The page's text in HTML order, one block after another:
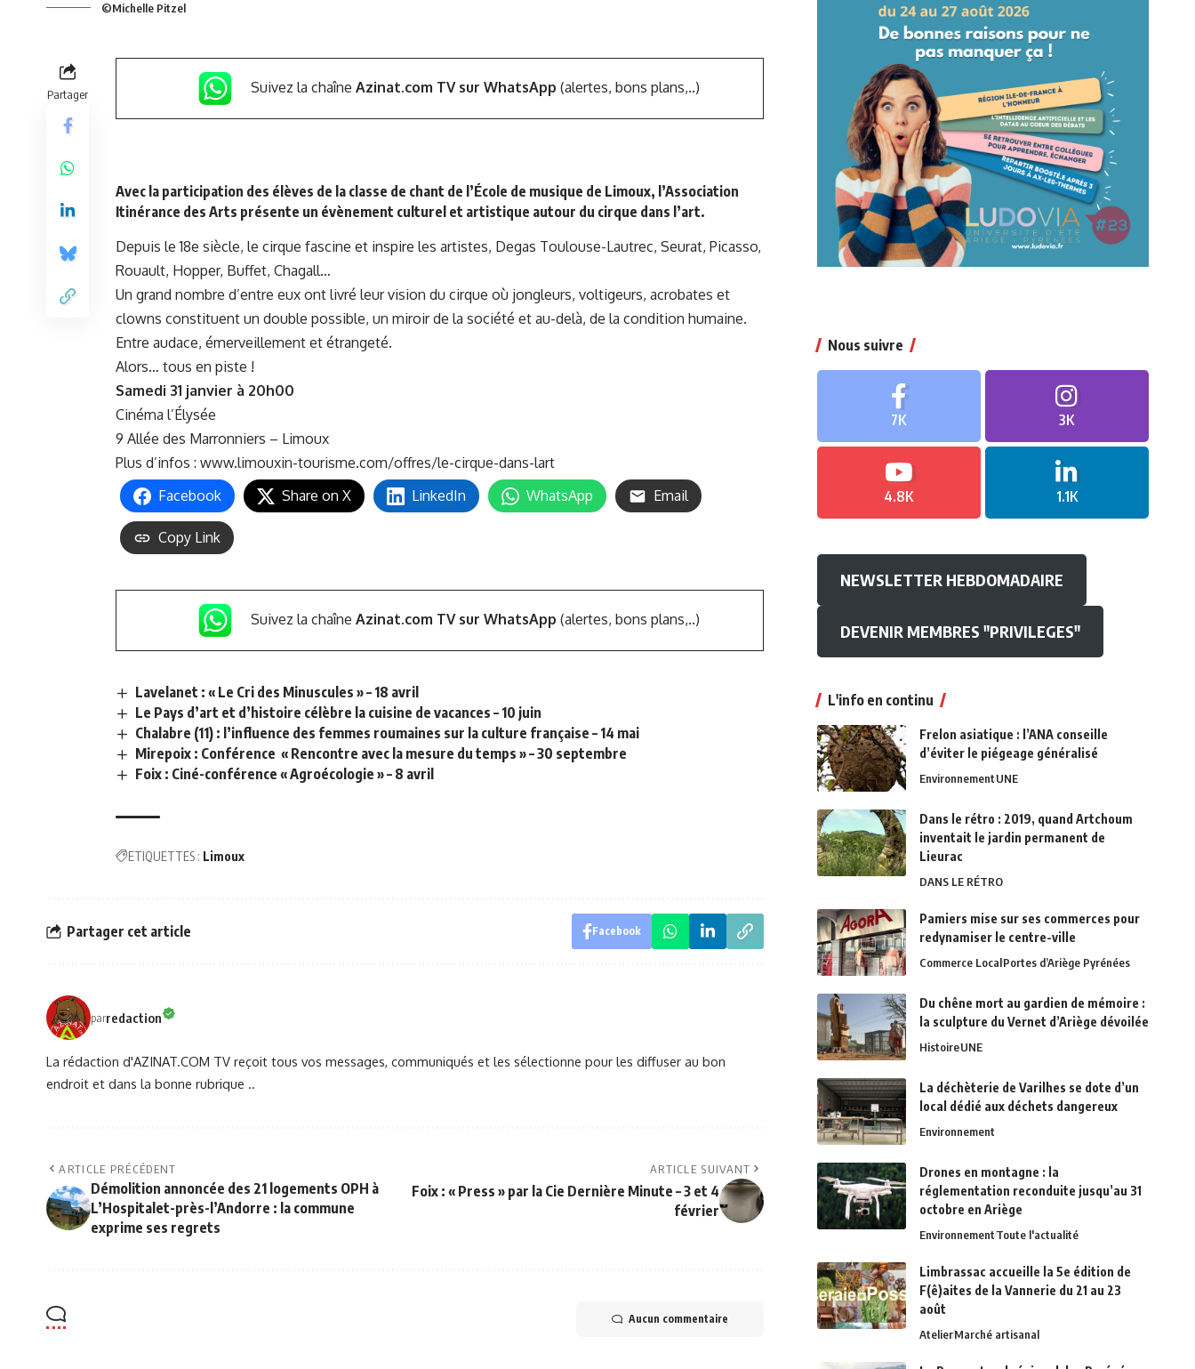
©Michelle Pitzel
Partager Suivez la chaîne Azinat.com TV sur WhatsApp (alertes, bons plans,..)
Avec la participation des élèves de la classe de chant de l’École de musique de Limoux, l’Association
Itinérance des Arts présente un évènement culturel et artistique autour du cirque dans l’art.
Depuis le 18e siècle, le cirque fascine et inspire les artistes, Degas Toulouse-Lautrec, Seurat, Picasso,
Rouault, Hopper, Buffet, Chagall…
Un grand nombre d’entre eux ont livré leur vision du cirque où jongleurs, voltigeurs, acrobates et
clowns constituent un double possible, un miroir de la société et au-delà, de la condition humaine.
Entre audace, émerveillement et étrangeté.
Alors… tous en piste !
Samedi 31 janvier à 20h00
Cinéma l’Élysée
9 Allée des Marronniers – Limoux
Plus d’infos : www.limouxin-tourisme.com/offres/le-cirque-dans-lart
Facebook
Share on X LinkedIn WhatsApp Email
Copy Link
Suivez la chaîne Azinat.com TV sur WhatsApp (alertes, bons plans,..)
Lavelanet : « Le Cri des Minuscules » – 18 avril
Le Pays d’art et d’histoire célèbre la cuisine de vacances – 10 juin
Chalabre (11) : l’influence des femmes roumaines sur la culture française – 14 mai
Mirepoix : Conférence « Rencontre avec la mesure du temps » – 30 septembre
Foix : Ciné-conférence « Agroécologie » – 8 avril
ETIQUETTES : Limoux
Partager cet article Facebook
parredaction
La rédaction d'AZINAT.COM TV reçoit tous vos messages, communiqués et les sélectionne pour les diffuser au bon
endroit et dans la bonne rubrique ..
ARTICLE PRÉCÉDENT
Démolition annoncée des 21 logements OPH à
L’Hospitalet-près-l’Andorre : la commune
exprime ses regrets
ARTICLE SUIVANT
Foix : « Press » par la Cie Dernière Minute – 3 et 4
février
Aucun commentaire
Nous suivre
7K 3K
4.8K 1.1K
NEWSLETTER HEBDOMADAIRE
DEVENIR MEMBRES "PRIVILEGES"
L'info en continu
Frelon asiatique : l’ANA conseille
d’éviter le piégeage généralisé
EnvironnementUNE
Dans le rétro : 2019, quand Artchoum
inventait le jardin permanent de
Lieurac
DANS LE RÉTRO
Pamiers mise sur ses commerces pour
redynamiser le centre-ville
Commerce LocalPortes d’Ariège Pyrénées
Du chêne mort au gardien de mémoire :
la sculpture du Vernet d’Ariège dévoilée
HistoireUNE
La déchèterie de Varilhes se dote d’un
local dédié aux déchets dangereux
Environnement
Drones en montagne : la
réglementation reconduite jusqu’au 31
octobre en Ariège
EnvironnementToute l'actualité
Limbrassac accueille la 5e édition de
F(ê)aites de la Vannerie du 21 au 23
août
AtelierMarché artisanal